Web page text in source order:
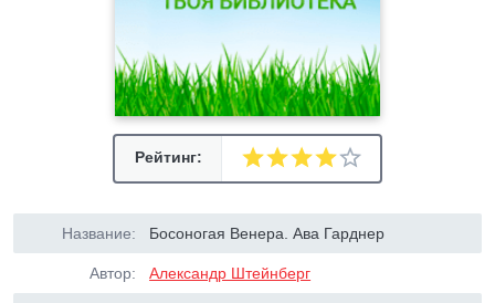
Рейтинг:
Название: Босоногая Венера. Ава Гарднер
Автор: Александр Штейнберг